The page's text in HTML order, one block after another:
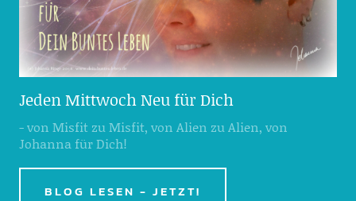
Jeden Mittwoch Neu für Dich
- von Misfit zu Misfit, von Alien zu Alien, von
Johanna für Dich!
BLOG LESEN - JETZT!